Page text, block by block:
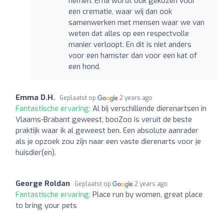
een crematie, waar wij dan ook
samenwerken met mensen waar we van
weten dat alles op een respectvolle
manier verloopt. En dit is niet anders
voor een hamster dan voor een kat of
een hond.
Emma D.H. Geplaatst op 2 years ago
Fantastische ervaring: Al bij verschillende dierenartsen in
Vlaams-Brabant geweest, booZoo is veruit de beste
praktijk waar ik al geweest ben. Een absolute aanrader
als je opzoek zou zijn naar een vaste dierenarts voor je
huisdier(en).
George Roldan Geplaatst op 2 years ago
Fantastische ervaring: Place run by women, great place
to bring your pets